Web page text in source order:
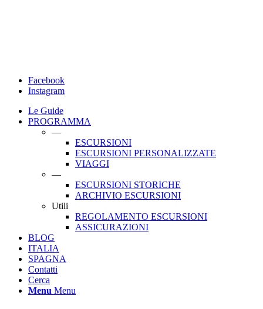
Facebook
Instagram
Le Guide
PROGRAMMA
—
ESCURSIONI
ESCURSIONI PERSONALIZZATE
VIAGGI
—
ESCURSIONI STORICHE
ARCHIVIO ESCURSIONI
Utili
REGOLAMENTO ESCURSIONI
ASSICURAZIONI
BLOG
ITALIA
SPAGNA
Contatti
Cerca
Menu Menu